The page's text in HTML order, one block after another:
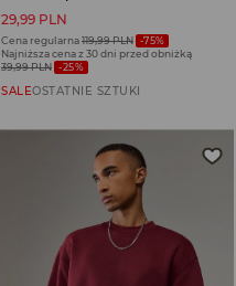
29,99 PLN
Cena regularna119,99 PLN -75%
Najniższa cena z 30 dni przed obniżką
39,99 PLN -25%
SALEOSTATNIE SZTUKI